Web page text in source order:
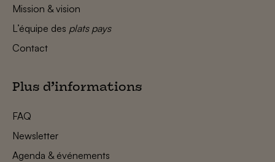
Mission & vision
L’équipe des plats pays
Contact
Plus d’informations
FAQ
Newsletter
Agenda & événements